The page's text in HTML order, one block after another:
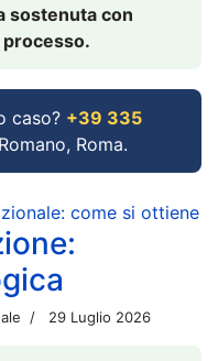
sostenuta con
caso? +39 335
Roma.
come si ottiene
29 Luglio 2026